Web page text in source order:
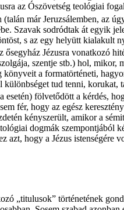
az Ószövetség teológiai
már Jeruzsálemben, az
Szavak sodródtak át egyik
s az egy helyütt kialakult
Jézusra vonatkozó
szentje stb.) hol,
a formatörténeti,
tud tenni,
esetén) fölvetődött a kérdés,
fér, hogy az egész
kényszerült, amikor a
dogmák szempontjából
azt, hogy a Jézus
„titulusok” történetének